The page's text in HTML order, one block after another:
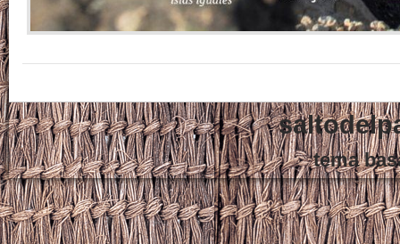
tema